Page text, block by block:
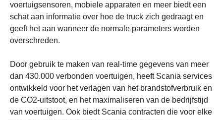
voertuigsensoren, mobiele apparaten en meer biedt een
schat aan informatie over hoe de truck zich gedraagt en
geeft het aan wanneer de normale parameters worden
overschreden.
Door gebruik te maken van real-time gegevens van meer
dan 430.000 verbonden voertuigen, heeft Scania services
ontwikkeld voor het verlagen van het brandstofverbruik en
de CO2-uitstoot, en het maximaliseren van de bedrijfstijd
van voertuigen. Ook biedt Scania contracten die voor elke